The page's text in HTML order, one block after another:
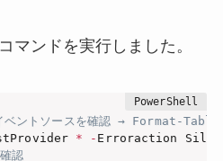
マンドを実行しました。
ントソースを確認 → Format-
* - Erroraction
認